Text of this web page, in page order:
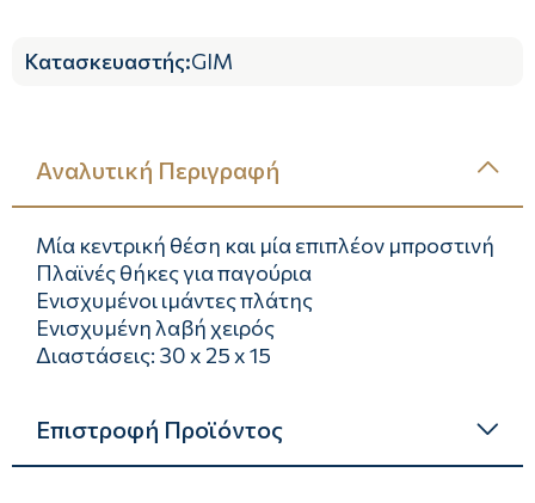
Κατασκευαστής:GIM
Αναλυτική Περιγραφή
Μία κεντρική θέση και μία επιπλέον μπροστινή
Πλαϊνές θήκες για παγούρια
Ενισχυμένοι ιμάντες πλάτης
Ενισχυμένη λαβή χειρός
Διαστάσεις: 30 x 25 x 15
Επιστροφή Προϊόντος